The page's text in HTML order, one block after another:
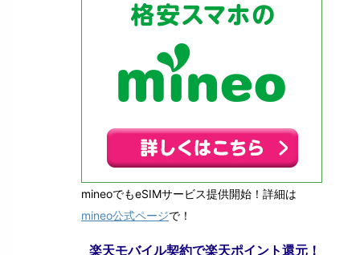
mineoでもeSIMサービス提供開始！詳細は
mineo公式ページで！
楽天モバイル契約で楽天ポイント還元！